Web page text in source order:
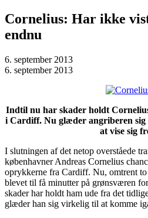
Cornelius: Har ikke
endnu
6. september 2013
6. september 2013
Indtil nu har skader holdt
i Cardiff. Nu glæder angriberen sig
at vise sig
I slutningen af det netop overståede
københavner Andreas Cornelius
oprykkerne fra Cardiff. Nu, omtrent to
blevet til få minutter på grønsværen
skader har holdt ham ude fra det
glæder han sig virkelig til at komme